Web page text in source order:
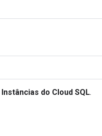
Instâncias do Cloud SQL.